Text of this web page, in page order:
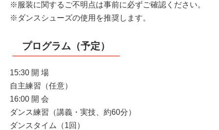
※服装に関するご不明点は事前に必ずご確認ください。
※ダンスシューズの使用を推奨します。
プログラム（予定）
15:30 開 場
自主練習（任意）
16:00 開 会
ダンス練習（講義・実技、約60分）
ダンスタイム（1回）